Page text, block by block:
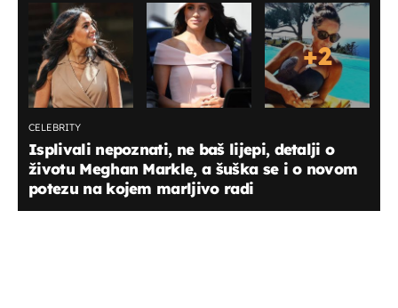
+2
CELEBRITY
Isplivali nepoznati, ne baš lijepi, detalji o
životu Meghan Markle, a šuška se i o novom
potezu na kojem marljivo radi